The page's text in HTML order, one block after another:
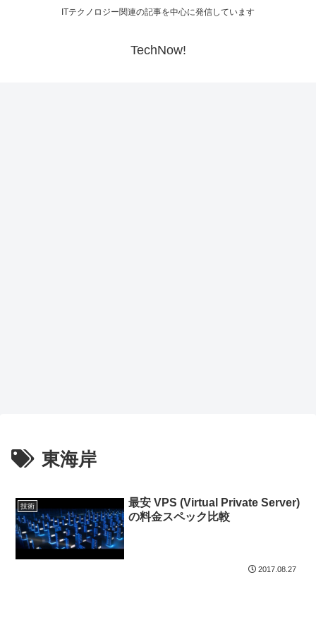
ITテクノロジー関連の記事を中心に発信しています
TechNow!
東海岸
技術
最安 VPS (Virtual Private Server)
の料金スペック比較
2017.08.27